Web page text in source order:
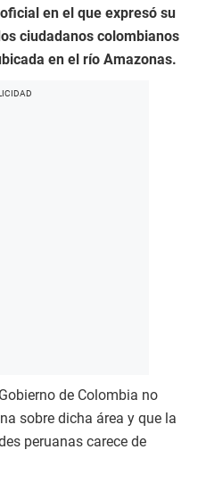
en el que expresó su
ciudadanos colombianos
en el río Amazonas.
de Colombia no
sobre dicha área y que la
peruanas carece de